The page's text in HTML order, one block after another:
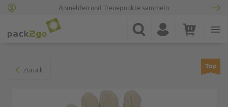
Anmelden und Treuepunkte sammeln
Suche Konto Warenkorb
Zurück Top